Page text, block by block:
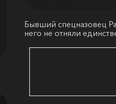
Бывший спецназовец
него не отняли